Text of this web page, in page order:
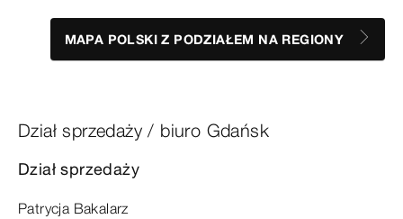
MAPA POLSKI Z PODZIAŁEM NA REGIONY
Dział sprzedaży / biuro Gdańsk
Dział sprzedaży
Patrycja Bakalarz